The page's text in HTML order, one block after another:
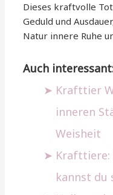
Dieses kraftvolle
Geduld und
Natur innere Ruhe
Auch
Krafttier
inneren
Weisheit
Krafttiere:
kannst du